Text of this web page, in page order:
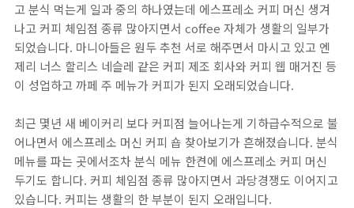
고 분식 먹는게 일과 중의 하나였는데 에스프레소 커피 머신 생겨
나고 커피 체임점 종류 많아지면서 coffee 자체가 생활의 일부가
되었습니다. 마니아들은 원두 추천 서로 해주면서 마시고 있고 엔
제리 너스 할리스 네슬레 같은 커피 제조 회사와 커피 웹 매거진 등
이 성업하고 까페 주 메뉴가 커피가 된지 오래되었습니다.
최근 몇년 새 베이커리 보다 커피점 늘어나는게 기하급수적으로 불
어나면서 에스프레소 머신 커피 숍 찾아보기가 흔해졌습니다. 분식
메뉴를 파는 곳에서조차 분식 메뉴 한켠에 에스프레소 커피 머신
두기도 합니다. 커피 체임점 종류 많아지면서 과당경쟁도 이어지고
있습니다. 커피는 생활의 한 부분이 된지 오래입니다.